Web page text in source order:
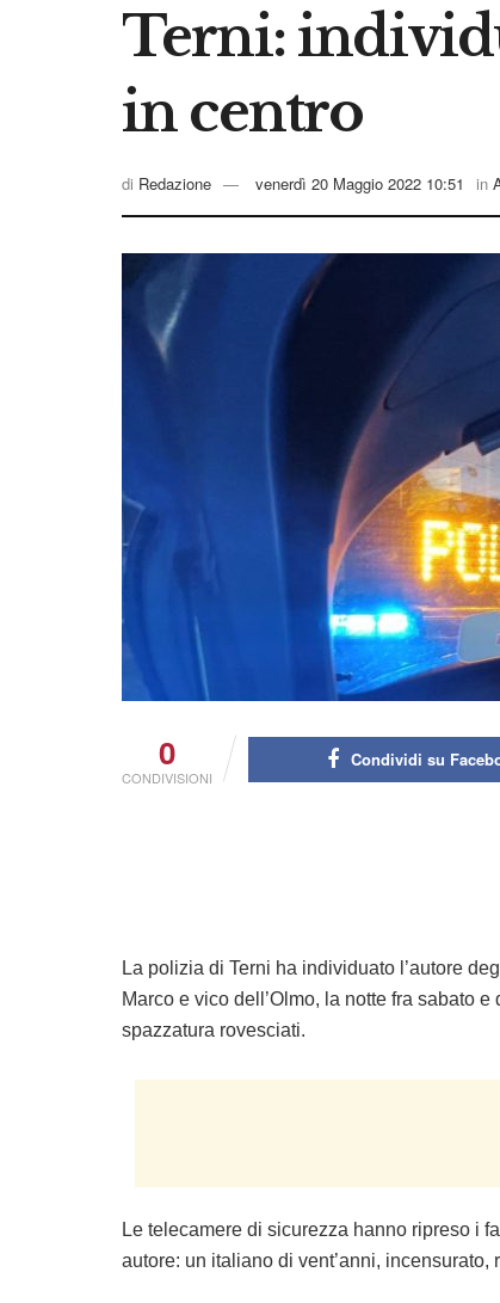
Terni:
in centro
di Redazione venerdì 20 Maggio 2022 10:51 in
0
CONDIVISIONI
Condividi su
La polizia di Terni ha individuato l’autore
Marco e vico dell’Olmo, la notte fra sabato
spazzatura rovesciati.
Le telecamere di sicurezza hanno ripreso i
autore: un italiano di vent’anni, incensurato,